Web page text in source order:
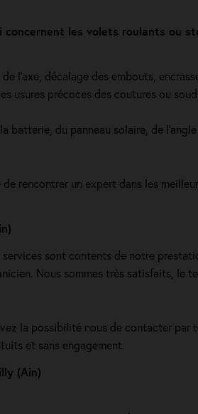
concernent les volets roulants ou
l’axe, décalage des embouts,
usures précoces des coutures ou
batterie, du panneau solaire, de
rencontrer un expert dans les
sont contents de notre
Nous sommes très satisfaits, le
la possibilité nous de contacter
et sans engagement.
(Ain)